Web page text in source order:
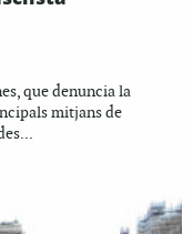
que denuncia la
mitjans de